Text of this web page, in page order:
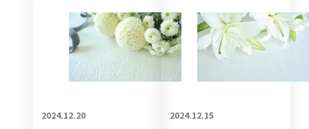
2024.12.20 2024.12.15